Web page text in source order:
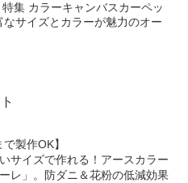
カラーキャンバスカーペッ
サイズとカラーが魅力のオー
製作OK】
サイズで作れる！アースカラー
レ」
。防ダニ＆花粉の低減効果